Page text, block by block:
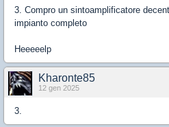
3. Compro un sintoamplificatore
impianto completo
Heeeeelp
Kharonte85
12 gen 2025
3.